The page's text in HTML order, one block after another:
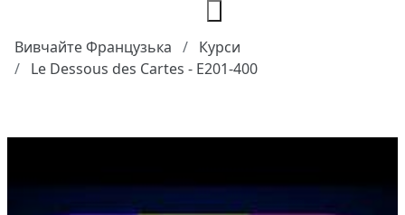
Вивчайте Французька
Курси
Le Dessous des Cartes - E201-400